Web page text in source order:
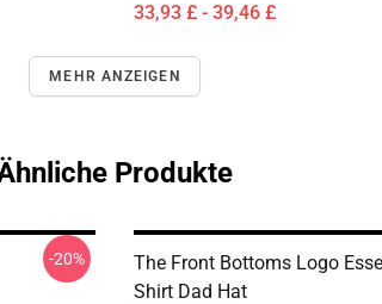
33,93 £ - 39,46 £
MEHR ANZEIGEN
Produkte
-20%
The Front Bottoms Logo
Shirt Dad Hat